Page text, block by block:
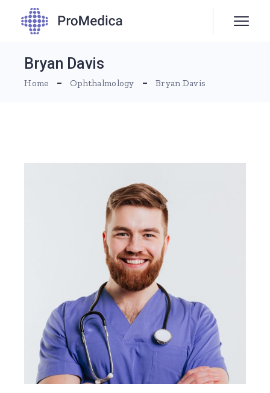
Bryan Davis
Home Ophthalmology Bryan Davis